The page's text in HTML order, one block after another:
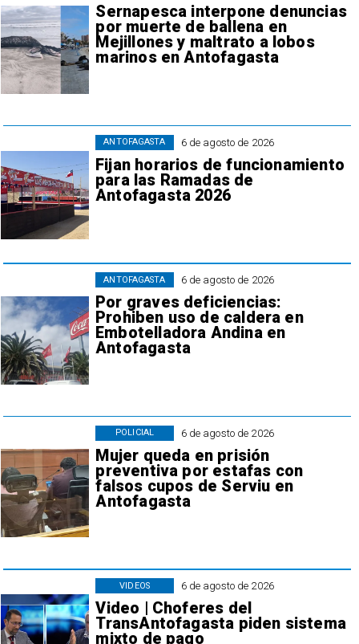
Sernapesca interpone denuncias
por muerte de ballena en
Mejillones y maltrato a lobos
marinos en Antofagasta
6 de agosto de 2026
Fijan horarios de funcionamiento
para las Ramadas de
Antofagasta 2026
ANTOFAGASTA
6 de agosto de 2026
Por graves deficiencias:
Prohiben uso de caldera en
Embotelladora Andina en
Antofagasta
ANTOFAGASTA
6 de agosto de 2026
Mujer queda en prisión
preventiva por estafas con
falsos cupos de Serviu en
Antofagasta
POLICIAL
6 de agosto de 2026
Video | Choferes del
TransAntofagasta piden sistema
mixto de pago
VIDEOS